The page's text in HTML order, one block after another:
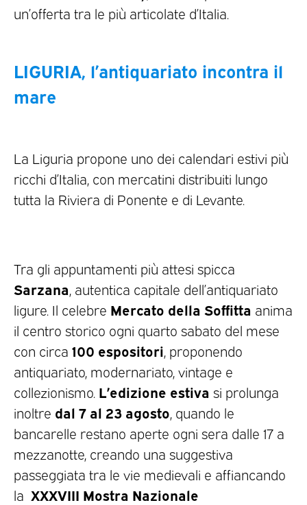
un’offerta tra le più articolate d’Italia.
LIGURIA, l’antiquariato incontra il
mare
La Liguria propone uno dei calendari estivi più
ricchi d’Italia, con mercatini distribuiti lungo
tutta la Riviera di Ponente e di Levante.
Tra gli appuntamenti più attesi spicca
Sarzana, autentica capitale dell’antiquariato
ligure. Il celebre Mercato della Soffitta anima
il centro storico ogni quarto sabato del mese
con circa 100 espositori, proponendo
antiquariato, modernariato, vintage e
collezionismo. L’edizione estiva si prolunga
inoltre dal 7 al 23 agosto, quando le
bancarelle restano aperte ogni sera dalle 17 a
mezzanotte, creando una suggestiva
passeggiata tra le vie medievali e affiancando
la XXXVIII Mostra Nazionale